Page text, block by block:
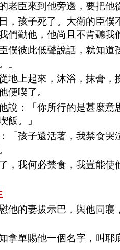
老臣來到他旁邊，要把
，孩子死了。大衛的臣
們勸他，他尚且不肯聽
僕彼此低聲說話，就知
」
地上起來，沐浴，抹膏
便喫了。
說：「你所行的是甚麼
飯。」
「孩子還活著，我禁食
，我何必禁食，我豈能
他的妻拔示巴，與他同
拿單賜他一個名字，叫耶